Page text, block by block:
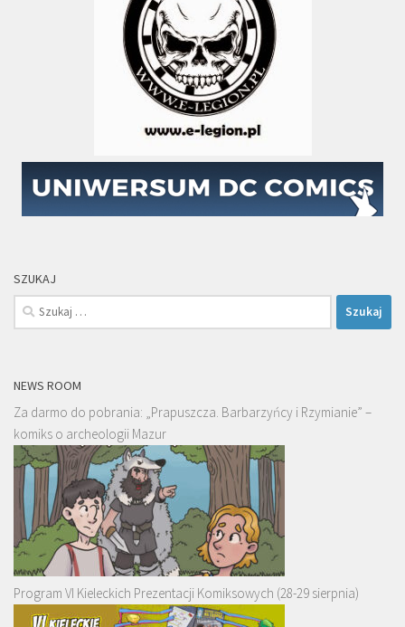
SZUKAJ
Szukaj:
NEWS ROOM
Za darmo do pobrania: „Prapuszcza. Barbarzyńcy i Rzymianie” –
komiks o archeologii Mazur
Program VI Kieleckich Prezentacji Komiksowych (28-29 sierpnia)